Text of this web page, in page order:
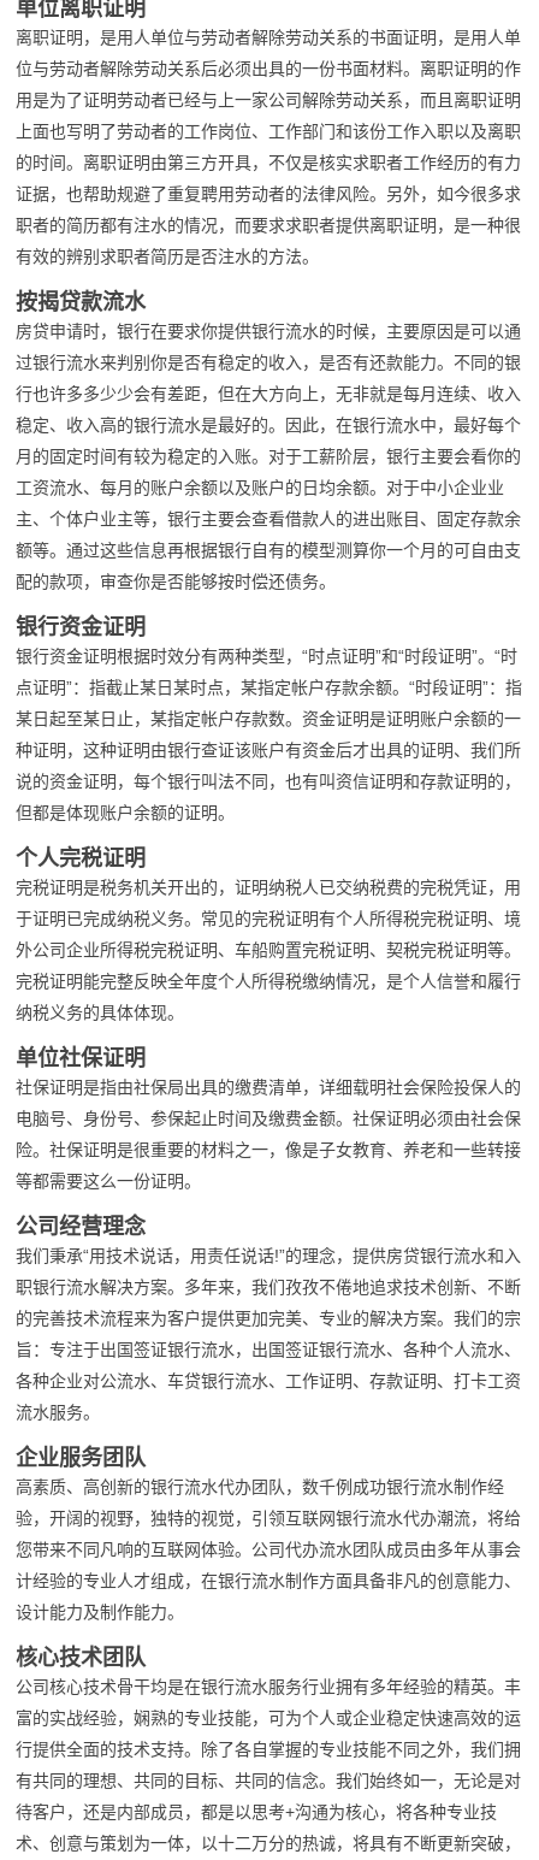
单位离职证明
离职证明，是用人单位与劳动者解除劳动关系的书面证明，是用人单
位与劳动者解除劳动关系后必须出具的一份书面材料。离职证明的作
用是为了证明劳动者已经与上一家公司解除劳动关系，而且离职证明
上面也写明了劳动者的工作岗位、工作部门和该份工作入职以及离职
的时间。离职证明由第三方开具，不仅是核实求职者工作经历的有力
证据，也帮助规避了重复聘用劳动者的法律风险。另外，如今很多求
职者的简历都有注水的情况，而要求求职者提供离职证明，是一种很
有效的辨别求职者简历是否注水的方法。
按揭贷款流水
房贷申请时，银行在要求你提供银行流水的时候，主要原因是可以通
过银行流水来判别你是否有稳定的收入，是否有还款能力。不同的银
行也许多多少少会有差距，但在大方向上，无非就是每月连续、收入
稳定、收入高的银行流水是最好的。因此，在银行流水中，最好每个
月的固定时间有较为稳定的入账。对于工薪阶层，银行主要会看你的
工资流水、每月的账户余额以及账户的日均余额。对于中小企业业
主、个体户业主等，银行主要会查看借款人的进出账目、固定存款余
额等。通过这些信息再根据银行自有的模型测算你一个月的可自由支
配的款项，审查你是否能够按时偿还债务。
银行资金证明
银行资金证明根据时效分有两种类型，“时点证明”和“时段证明”。“时
点证明”：指截止某日某时点，某指定帐户存款余额。“时段证明”：指
某日起至某日止，某指定帐户存款数。资金证明是证明账户余额的一
种证明，这种证明由银行查证该账户有资金后才出具的证明、我们所
说的资金证明，每个银行叫法不同，也有叫资信证明和存款证明的，
但都是体现账户余额的证明。
个人完税证明
完税证明是税务机关开出的，证明纳税人已交纳税费的完税凭证，用
于证明已完成纳税义务。常见的完税证明有个人所得税完税证明、境
外公司企业所得税完税证明、车船购置完税证明、契税完税证明等。
完税证明能完整反映全年度个人所得税缴纳情况，是个人信誉和履行
纳税义务的具体体现。
单位社保证明
社保证明是指由社保局出具的缴费清单，详细载明社会保险投保人的
电脑号、身份号、参保起止时间及缴费金额。社保证明必须由社会保
险。社保证明是很重要的材料之一，像是子女教育、养老和一些转接
等都需要这么一份证明。
公司经营理念
我们秉承“用技术说话，用责任说话!”的理念，提供房贷银行流水和入
职银行流水解决方案。多年来，我们孜孜不倦地追求技术创新、不断
的完善技术流程来为客户提供更加完美、专业的解决方案。我们的宗
旨：专注于出国签证银行流水，出国签证银行流水、各种个人流水、
各种企业对公流水、车贷银行流水、工作证明、存款证明、打卡工资
流水服务。
企业服务团队
高素质、高创新的银行流水代办团队，数千例成功银行流水制作经
验，开阔的视野，独特的视觉，引领互联网银行流水代办潮流，将给
您带来不同凡响的互联网体验。公司代办流水团队成员由多年从事会
计经验的专业人才组成，在银行流水制作方面具备非凡的创意能力、
设计能力及制作能力。
核心技术团队
公司核心技术骨干均是在银行流水服务行业拥有多年经验的精英。丰
富的实战经验，娴熟的专业技能，可为个人或企业稳定快速高效的运
行提供全面的技术支持。除了各自掌握的专业技能不同之外，我们拥
有共同的理想、共同的目标、共同的信念。我们始终如一，无论是对
待客户，还是内部成员，都是以思考+沟通为核心，将各种专业技
术、创意与策划为一体，以十二万分的热诚，将具有不断更新突破，